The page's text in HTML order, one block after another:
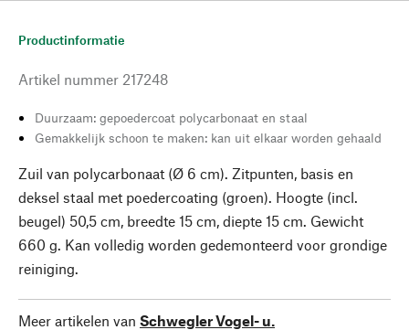
Productinformatie
Artikel nummer 217248
Duurzaam: gepoedercoat polycarbonaat en staal
Gemakkelijk schoon te maken: kan uit elkaar worden gehaald
Zuil van polycarbonaat (Ø 6 cm). Zitpunten, basis en
deksel staal met poedercoating (groen). Hoogte (incl.
beugel) 50,5 cm, breedte 15 cm, diepte 15 cm. Gewicht
660 g. Kan volledig worden gedemonteerd voor grondige
reiniging.
Meer artikelen van Schwegler Vogel- u.